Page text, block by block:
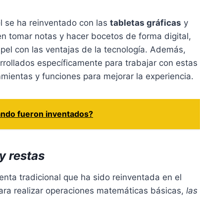
se ha reinventado con las tabletas gráficas y
tomar notas y hacer bocetos de forma digital,
con las ventajas de la tecnología. Además,
específicamente para trabajar con estas
y funciones para mejorar la experiencia.
fueron inventados?
restas
tradicional que ha sido reinventada en el
realizar operaciones matemáticas básicas, las